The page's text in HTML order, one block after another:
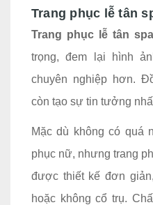
Trang phục lễ tân
Trang phục lễ tân spa
trọng, đem lại hình
chuyên nghiệp hơn.
còn tạo sự tin tưởng
Mặc dù không có quá
phục nữ, nhưng trang
được thiết kế đơn
hoặc không cổ trụ.